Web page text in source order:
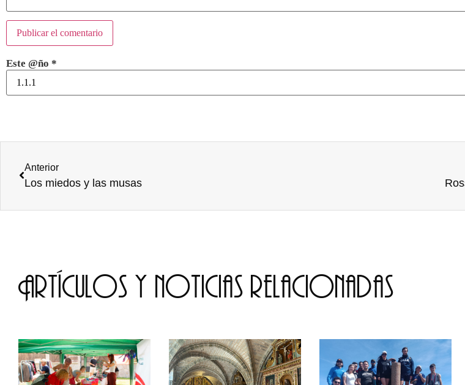
Este @ño *
Anterior
Los miedos y las musas
Artículos y noticias relacionadas